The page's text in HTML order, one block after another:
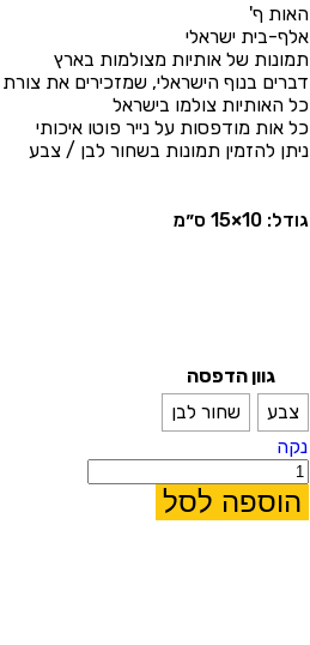
האות ף'
אלף-בית ישראלי
תמונות של אותיות מצולמות בארץ
דברים בנוף הישראלי, שמזכירים את
כל האותיות צולמו בישראל
כל אות מודפסות על נייר פוטו איכותי
ניתן להזמין תמונות בשחור לבן / צבע
גודל: 10×15 ס״מ
גוון הדפסה
צבע
שחור לבן
נקה
הוספה לסל